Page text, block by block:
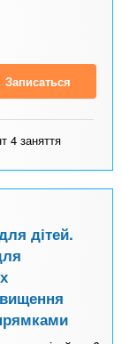
Записаться
4 заняття
дітей.